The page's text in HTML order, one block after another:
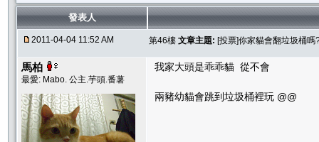
發表人
2011-04-04 11:52 AM 第46樓 文章主題: [投票]你家貓會翻垃圾桶嗎
馬柏
最愛: Mabo. 公主.芋頭.番薯
我家大頭是乖乖貓 從不會
兩豬幼貓會跳到垃圾桶裡玩 @@